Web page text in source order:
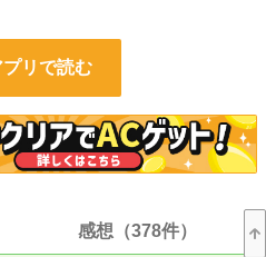
件
件
プリで読む
感想（378件）